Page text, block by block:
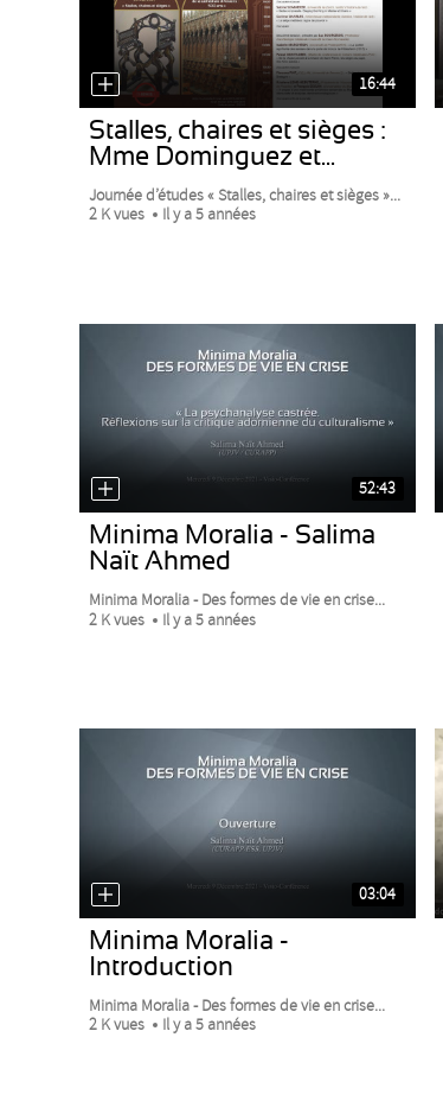
16:44
Stalles, chaires et sièges :
Mme Dominguez et...
Journée d’études « Stalles, chaires et sièges »...
2 K vues
Il y a 5 années
52:43
Minima Moralia - Salima
Naït Ahmed
Minima Moralia - Des formes de vie en crise...
2 K vues
Il y a 5 années
03:04
Minima Moralia -
Introduction
Minima Moralia - Des formes de vie en crise...
2 K vues
Il y a 5 années